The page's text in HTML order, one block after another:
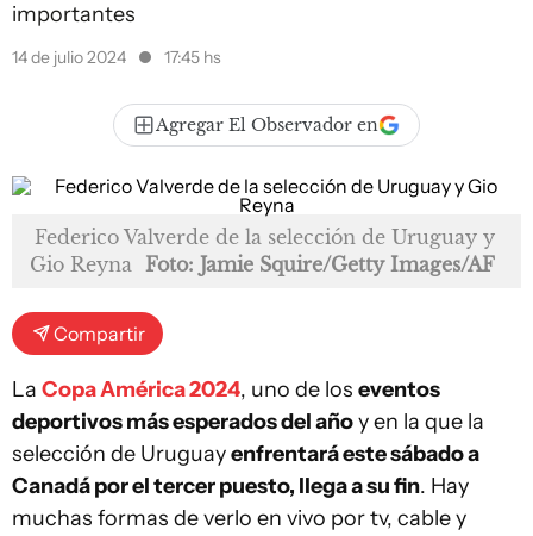
importantes
14 de julio 2024 17:45 hs
Agregar El Observador en
Federico Valverde de la selección de Uruguay y
Gio Reyna Foto: Jamie Squire/Getty Images/AF
Compartir
La Copa América 2024, uno de los eventos
deportivos más esperados del añoy en la que la
selección de Uruguayenfrentará este sábado a
Canadá por el tercer puesto, llega a su fin. Hay
muchas formas de verlo en vivo por tv, cable y